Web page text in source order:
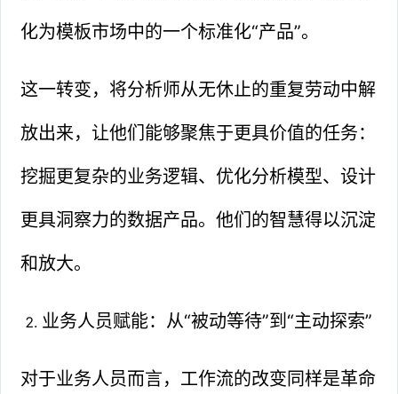
化为模板市场中的一个标准化“产品”。
这一转变，将分析师从无休止的重复劳动中解
放出来，让他们能够聚焦于更具价值的任务：
挖掘更复杂的业务逻辑、优化分析模型、设计
更具洞察力的数据产品。他们的智慧得以沉淀
和放大。
业务人员赋能：从“被动等待”到“主动探索”
对于业务人员而言，工作流的改变同样是革命